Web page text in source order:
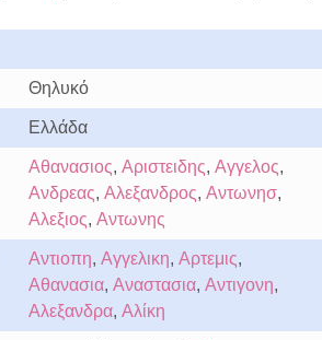
Θηλυκό
Ελλάδα
Αθανασιος, Αριστειδης, Αγγελος,
Ανδρεας, Αλεξανδρος, Αντωνησ,
Αλεξιος, Αντωνης
Αντιοπη, Αγγελικη, Αρτεμις,
Αθανασια, Αναστασια, Αντιγονη,
Αλεξανδρα, Αλίκη